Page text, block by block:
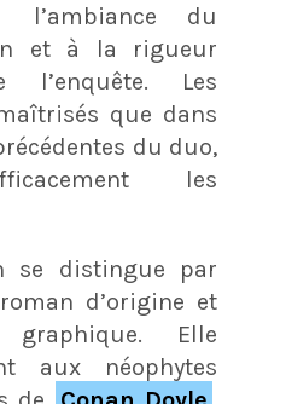
l’ambiance du
et à la rigueur
l’enquête. Les
que dans
du duo,
les
se distingue par
d’origine et
Elle
aux néophytes